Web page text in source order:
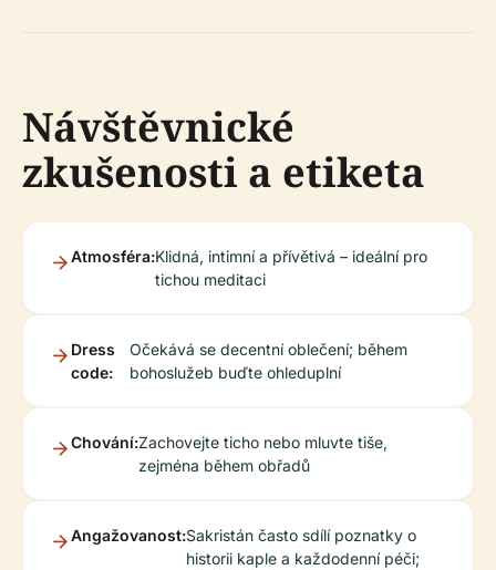
Návštěvnické
zkušenosti a etiketa
Atmosféra:Klidná, intimní a přívětivá – ideální pro
tichou meditaci
Dress
code:
Očekává se decentní oblečení; během
bohoslužeb buďte ohleduplní
Chování:Zachovejte ticho nebo mluvte tiše,
zejména během obřadů
Angažovanost:Sakristán často sdílí poznatky o
historii kaple a každodenní péči;